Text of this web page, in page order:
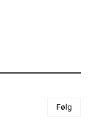
Følg